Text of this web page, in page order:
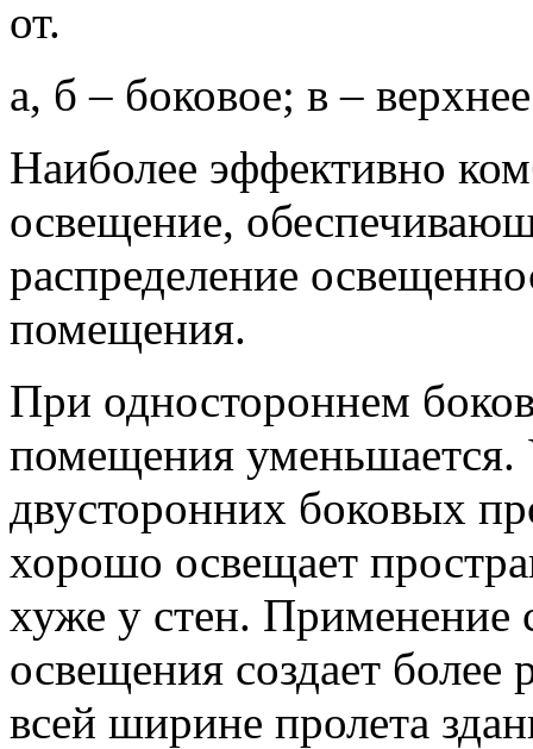
от.
а, б – боковое; в –
Наиболее эффективно
освещение,
распределение
помещения.
При одностороннем
помещения
двусторонних боковых
хорошо освещает
хуже у стен. Применение
освещения создает
всей ширине пролета